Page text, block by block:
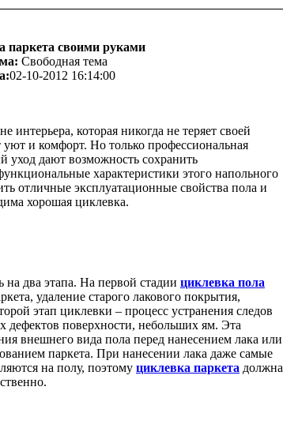
паркета своими руками
Свободная тема
02-10-2012 16:14:00
интерьера, которая никогда не теряет своей
уют и комфорт. Но только профессиональная
уход дают возможность сохранить
характеристики этого напольного
отличные эксплуатационные свойства пола и
хорошая циклевка.
два этапа. На первой стадии циклевка пола
удаление старого лакового покрытия,
этап циклевки – процесс устранения следов
дефектов поверхности, небольших ям. Эта
внешнего вида пола перед нанесением лака или
паркета. При нанесении лака даже самые
на полу, поэтому циклевка паркета должна